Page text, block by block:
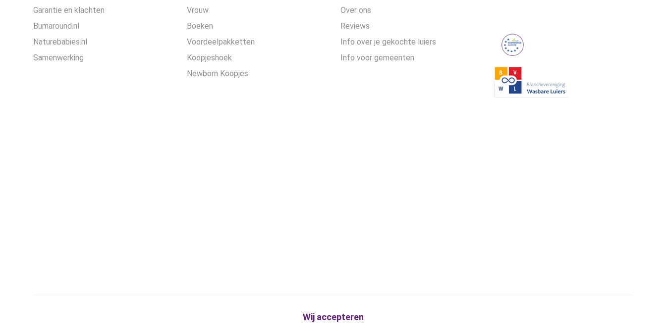
Garantie en klachten
Bumaround.nl
Naturebabies.nl
Samenwerking
Vrouw
Boeken
Voordeelpakketten
Koopjeshoek
Newborn Koopjes
Over ons
Reviews
Info over je gekochte luiers
Info voor gemeenten
Wij accepteren